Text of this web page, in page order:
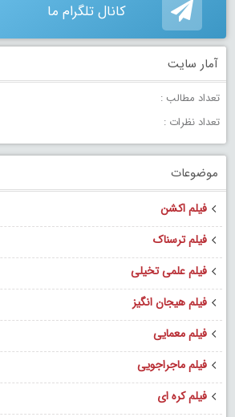
کانال تلگرام ما
آمار سایت
تعداد مطالب :
تعداد نظرات :
موضوعات
فیلم اکشن
فیلم ترسناک
فیلم علمی تخیلی
فیلم هیجان انگیز
فیلم معمایی
فیلم ماجراجویی
فیلم کره ای